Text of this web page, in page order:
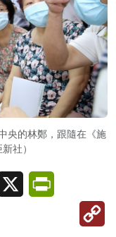
央的林鄭，跟隨在《施
社）
X